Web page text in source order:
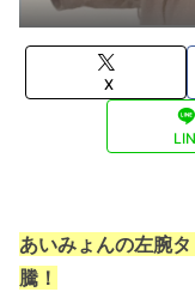
X
あいみょんの左腕
騰！